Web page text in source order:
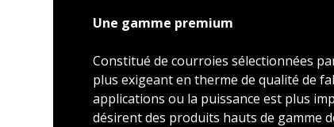
Une gamme premium
Constitué de courroies sélectionnées
plus exigeant en therme de qualité de
applications ou la puissance est plus
désirent des produits hauts de gamme